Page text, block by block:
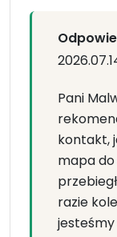
Pani
kontakt,
mapa
razie
jesteśmy